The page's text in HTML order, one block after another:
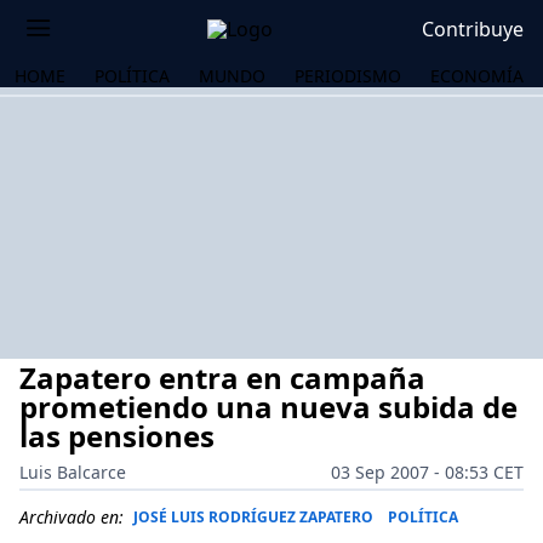
Contribuye
HOME POLÍTICA MUNDO PERIODISMO ECONOMÍA
Zapatero entra en campaña
prometiendo una nueva subida de
las pensiones
Luis Balcarce
03 Sep 2007 - 08:53 CET
Archivado en: JOSÉ LUIS RODRÍGUEZ ZAPATERO POLÍTICA